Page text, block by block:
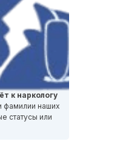
к наркологу
фамилии наших
статусы или